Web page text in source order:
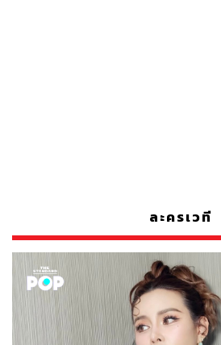
ละครเวที